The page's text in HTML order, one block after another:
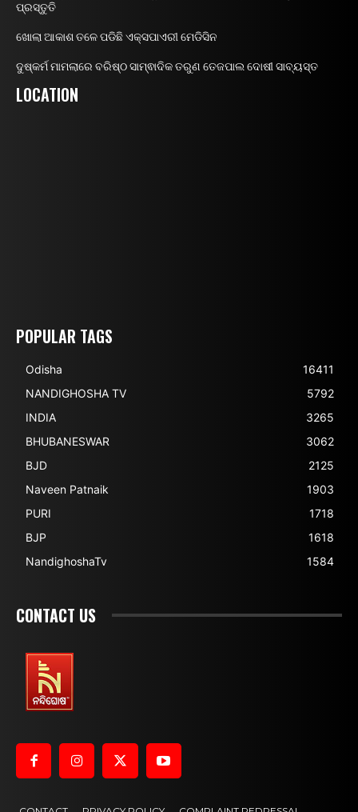
ପ୍ରସ୍ତୁତି
ଖୋଲା ଆକାଶ ତଳେ ପଡିଛି ଏକ୍ସପାଏରୀ ମେଡିସିନ
ଦୁଷ୍କର୍ମ ମାମଲାରେ ବରିଷ୍ଠ ସାମ୍ଵାଦିକ ତରୁଣ ତେଜପାଲ ଦୋଷୀ ସାବ୍ୟସ୍ତ
LOCATION
POPULAR TAGS
Odisha
16411
NANDIGHOSHA TV
5792
INDIA
3265
BHUBANESWAR
3062
BJD
2125
Naveen Patnaik
1903
PURI
1718
BJP
1618
NandighoshaTv
1584
CONTACT US